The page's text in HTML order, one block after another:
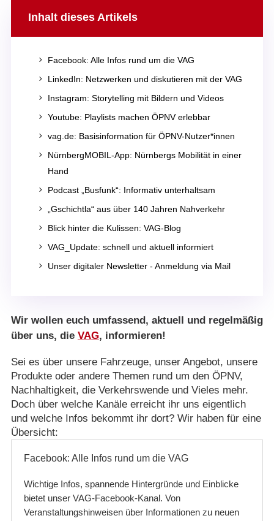
Inhalt dieses Artikels
5 Facebook: Alle Infos rund um die VAG
5 LinkedIn: Netzwerken und diskutieren mit der VAG
5 Instagram: Storytelling mit Bildern und Videos
5 Youtube: Playlists machen ÖPNV erlebbar
5 vag.de: Basisinformation für ÖPNV-Nutzer*innen
5
NürnbergMOBIL-App: Nürnbergs Mobilität in einer
Hand
5 Podcast „Busfunk“: Informativ unterhaltsam
5 „Gschichtla“ aus über 140 Jahren Nahverkehr
5 Blick hinter die Kulissen: VAG-Blog
5 VAG_Update: schnell und aktuell informiert
5 Unser digitaler Newsletter - Anmeldung via Mail
Wir wollen euch umfassend, aktuell und regelmäßig
über uns, die VAG, informieren!
Sei es über unsere Fahrzeuge, unser Angebot, unsere
Produkte oder andere Themen rund um den ÖPNV,
Nachhaltigkeit, die Verkehrswende und Vieles mehr.
Doch über welche Kanäle erreicht ihr uns eigentlich
und welche Infos bekommt ihr dort? Wir haben für eine
Übersicht:
Facebook: Alle Infos rund um die VAG
Wichtige Infos, spannende Hintergründe und Einblicke
bietet unser VAG-Facebook-Kanal. Von
Veranstaltungshinweisen über Informationen zu neuen